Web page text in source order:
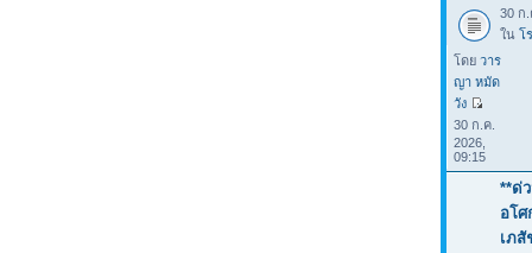
30 ก.
ใน โ
โดย วาร
ญา หมัด
วัง
30 ก.ค.
2026,
09:15
**ด่
อโ
เภสั